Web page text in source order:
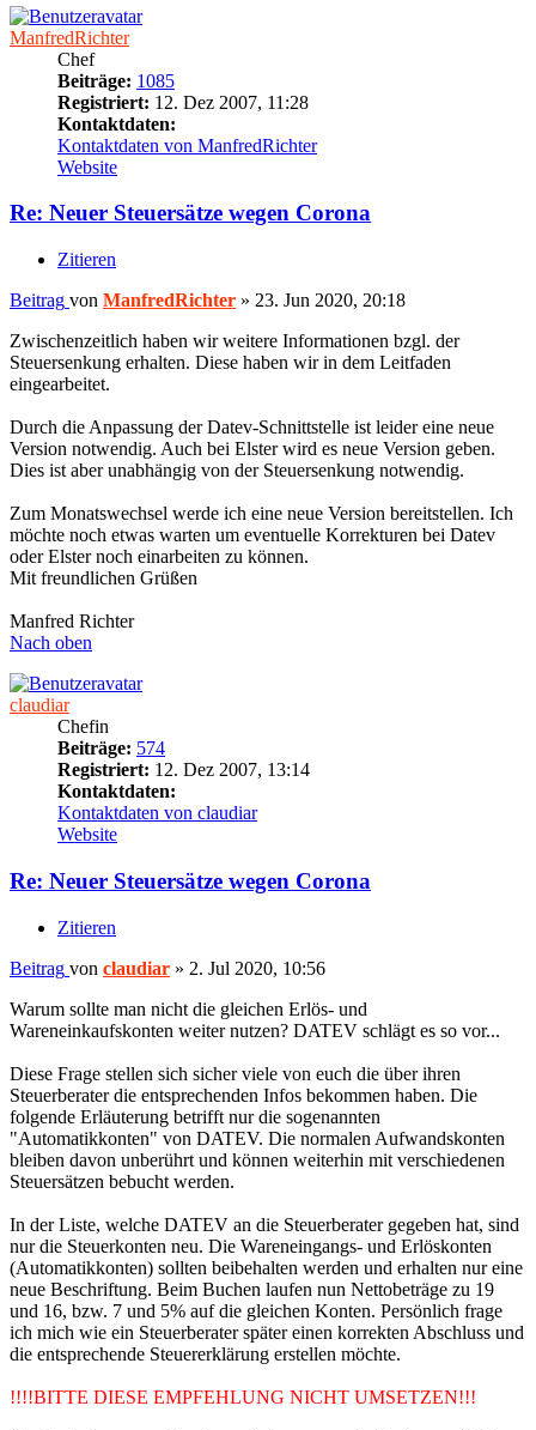
ManfredRichter
Chef
Beiträge: 1085
Registriert: 12. Dez 2007, 11:28
Kontaktdaten:
Kontaktdaten von ManfredRichter
Website
Re: Neuer Steuersätze wegen Corona
Zitieren
Beitrag von ManfredRichter » 23. Jun 2020, 20:18
Zwischenzeitlich haben wir weitere Informationen bzgl. der
Steuersenkung erhalten. Diese haben wir in dem Leitfaden
eingearbeitet.
Durch die Anpassung der Datev-Schnittstelle ist leider eine neue
Version notwendig. Auch bei Elster wird es neue Version geben.
Dies ist aber unabhängig von der Steuersenkung notwendig.
Zum Monatswechsel werde ich eine neue Version bereitstellen. Ich
möchte noch etwas warten um eventuelle Korrekturen bei Datev
oder Elster noch einarbeiten zu können.
Mit freundlichen Grüßen
Manfred Richter
Nach oben
claudiar
Chefin
Beiträge: 574
Registriert: 12. Dez 2007, 13:14
Kontaktdaten:
Kontaktdaten von claudiar
Website
Re: Neuer Steuersätze wegen Corona
Zitieren
Beitrag von claudiar » 2. Jul 2020, 10:56
Warum sollte man nicht die gleichen Erlös- und
Wareneinkaufskonten weiter nutzen? DATEV schlägt es so vor...
Diese Frage stellen sich sicher viele von euch die über ihren
Steuerberater die entsprechenden Infos bekommen haben. Die
folgende Erläuterung betrifft nur die sogenannten
"Automatikkonten" von DATEV. Die normalen Aufwandskonten
bleiben davon unberührt und können weiterhin mit verschiedenen
Steuersätzen bebucht werden.
In der Liste, welche DATEV an die Steuerberater gegeben hat, sind
nur die Steuerkonten neu. Die Wareneingangs- und Erlöskonten
(Automatikkonten) sollten beibehalten werden und erhalten nur eine
neue Beschriftung. Beim Buchen laufen nun Nettobeträge zu 19
und 16, bzw. 7 und 5% auf die gleichen Konten. Persönlich frage
ich mich wie ein Steuerberater später einen korrekten Abschluss und
die entsprechende Steuererklärung erstellen möchte.
!!!!BITTE DIESE EMPFEHLUNG NICHT UMSETZEN!!!